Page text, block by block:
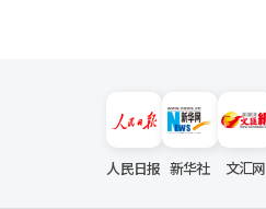
人民日报 新华社 文汇网